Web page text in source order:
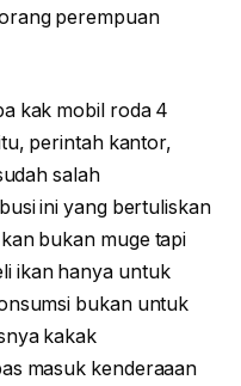
perempuan
kak mobil roda 4
perintah kantor,
salah
ini yang bertuliskan
bukan muge tapi
ikan hanya untuk
bukan untuk
kakak
masuk kenderaaan